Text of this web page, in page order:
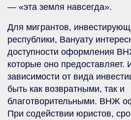
— «эта земля навсегда».
Для мигрантов,
республики, Вануату
доступности оформления
которые оно предоставляет.
зависимости от вида
быть как возвратными, так и
благотворительными. ВНЖ
При содействии юристов,